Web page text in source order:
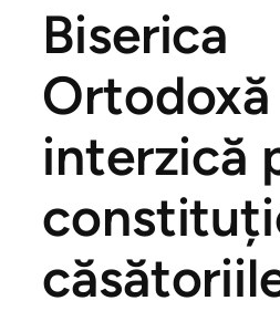
Biserica
Ortodoxă
interzică